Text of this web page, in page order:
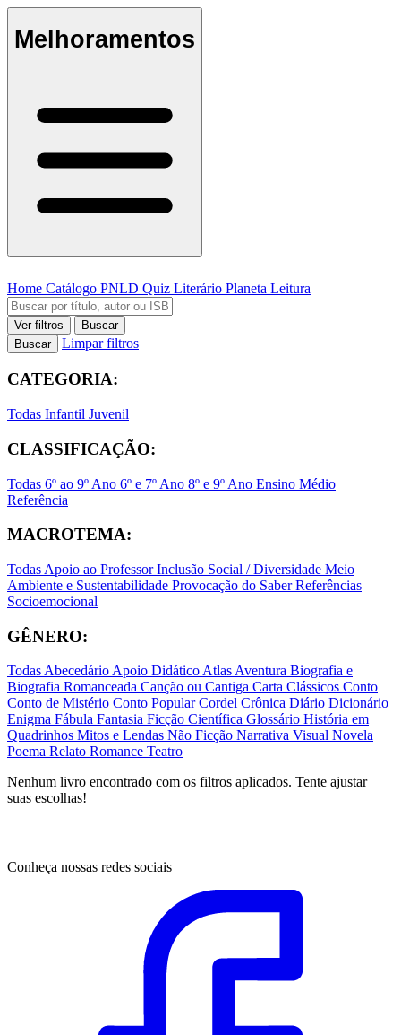
Melhoramentos
Home Catálogo PNLD Quiz Literário Planeta Leitura
Ver filtros
Buscar
Buscar
Limpar filtros
CATEGORIA:
Todas Infantil Juvenil
CLASSIFICAÇÃO:
Todas 6º ao 9º Ano 6º e 7º Ano 8º e 9º Ano Ensino Médio
Referência
MACROTEMA:
Todas Apoio ao ProfessorInclusão Social / Diversidade Meio
Ambiente e Sustentabilidade Provocação do SaberReferências
Socioemocional
GÊNERO:
TodasAbecedárioApoio DidáticoAtlasAventura Biografia e
Biografia Romanceada Canção ou Cantiga Carta Clássicos Conto
Conto de Mistério Conto PopularCordel Crônica Diário Dicionário
Enigma Fábula Fantasia Ficção Científica Glossário História em
Quadrinhos Mitos e Lendas Não Ficção Narrativa Visual Novela
Poema Relato Romance Teatro
Nenhum livro encontrado com os filtros aplicados. Tente ajustar
suas escolhas!
Conheça nossas redes sociais